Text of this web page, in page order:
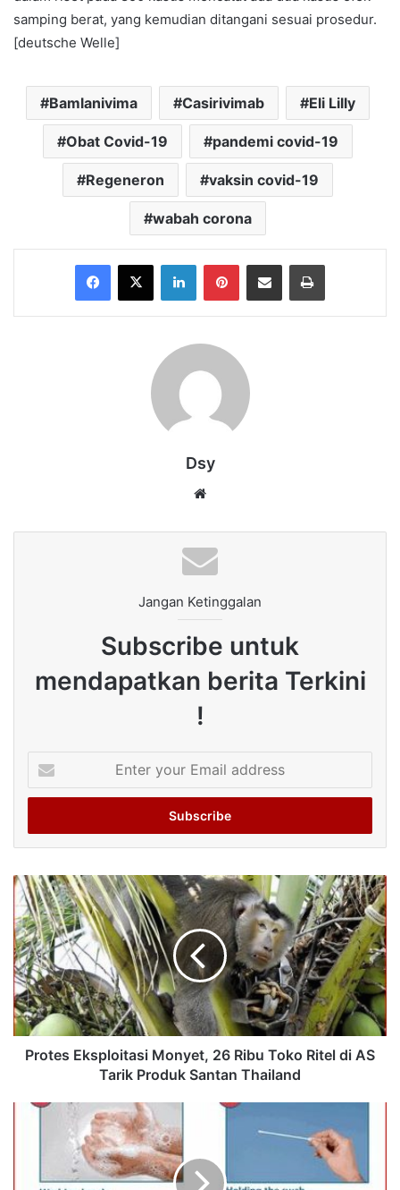
samping berat, yang kemudian ditangani sesuai prosedur.
[deutsche Welle]
Bamlanivima Casirivimab Eli Lilly
Obat Covid-19 pandemi covid-19
Regeneron vaksin covid-19
wabah corona
Facebook
X LinkedInPinterestShare via Email Print
Dsy
Jangan Ketinggalan
Subscribe untuk
mendapatkan berita Terkini
!
your
Email
Protes Eksploitasi Monyet, 26 Ribu Toko Ritel di AS
Tarik Produk Santan Thailand